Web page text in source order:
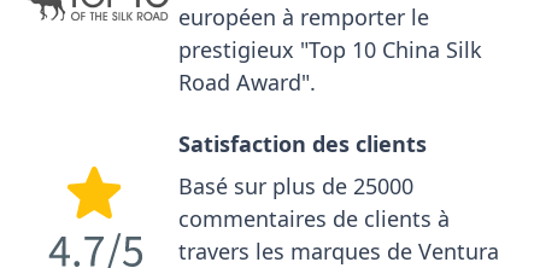
européen à remporter le
prestigieux "Top 10 China Silk
Road Award".
Satisfaction des clients
Basé sur plus de 25000
commentaires de clients à
travers les marques de Ventura